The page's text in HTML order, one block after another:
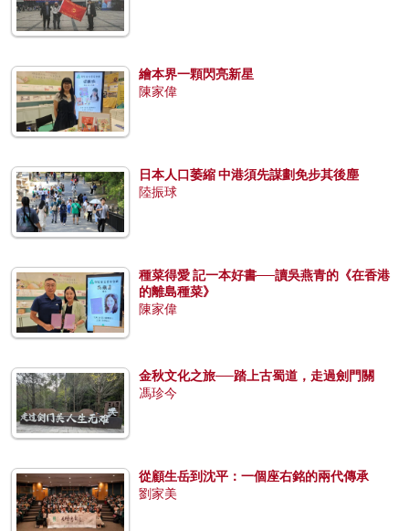
繪本界一顆閃亮新星
陳家偉
日本人口萎縮 中港須先謀劃免步其後塵
陸振球
種菜得愛 記一本好書──讀吳燕青的《在香港
的離島種菜》
陳家偉
金秋文化之旅──踏上古蜀道，走過劍門關
馮珍今
從顧生岳到沈平：一個座右銘的兩代傳承
劉家美